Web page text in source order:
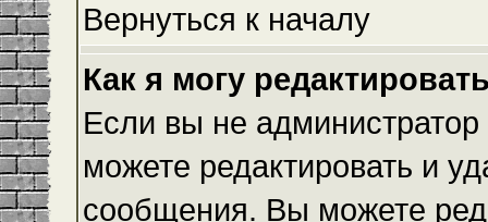
Вернуться к началу
Как я могу
Если вы не
можете редактировать и
сообщения. Вы можете